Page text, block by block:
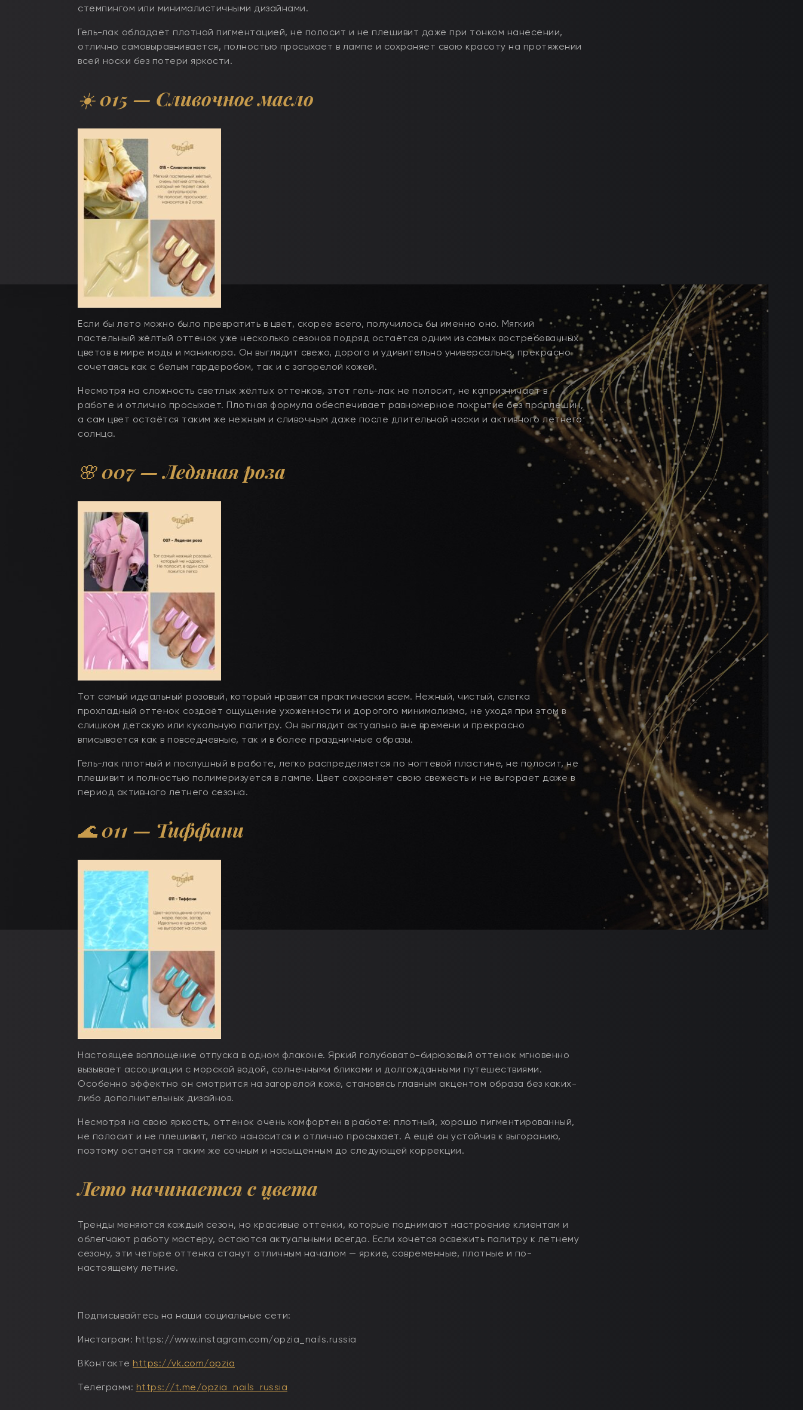
стемпингом или минималистичными дизайнами.
Гель-лак обладает плотной пигментацией, не полосит и не плешивит даже при тонком нанесении,
отлично самовыравнивается, полностью просыхает в лампе и сохраняет свою красоту на протяжении
всей носки без потери яркости.
☀️015 — Сливочное масло
Если бы лето можно было превратить в цвет, скорее всего, получилось бы именно оно. Мягкий
пастельный жёлтый оттенок уже несколько сезонов подряд остаётся одним из самых востребованных
цветов в мире моды и маникюра. Он выглядит свежо, дорого и удивительно универсально, прекрасно
сочетаясь как с белым гардеробом, так и с загорелой кожей.
Несмотря на сложность светлых жёлтых оттенков, этот гель-лак не полосит, не капризничает в
работе и отлично просыхает. Плотная формула обеспечивает равномерное покрытие без проплешин,
а сам цвет остаётся таким же нежным и сливочным даже после длительной носки и активного летнего
солнца.
🌸007— Ледяная роза
Тот самый идеальный розовый, который нравится практически всем. Нежный, чистый, слегка
прохладный оттенок создаёт ощущение ухоженности и дорогого минимализма, не уходя при этом в
слишком детскую или кукольную палитру. Он выглядит актуально вне времени и прекрасно
вписывается как в повседневные, так и в более праздничные образы.
Гель-лак плотный и послушный в работе, легко распределяется по ногтевой пластине, не полосит, не
плешивит и полностью полимеризуется в лампе. Цвет сохраняет свою свежесть и не выгорает даже в
период активного летнего сезона.
🌊011 — Тиффани
Настоящее воплощение отпуска в одном флаконе. Яркий голубовато-бирюзовый оттенок мгновенно
вызывает ассоциации с морской водой, солнечными бликами и долгожданными путешествиями.
Особенно эффектно он смотрится на загорелой коже, становясь главным акцентом образа без каких-
либо дополнительных дизайнов.
Несмотря на свою яркость, оттенок очень комфортен в работе: плотный, хорошо пигментированный,
не полосит и не плешивит, легко наносится и отлично просыхает. А ещё он устойчив к выгоранию,
поэтому останется таким же сочным и насыщенным до следующей коррекции.
Лето начинается с цвета
Тренды меняются каждый сезон, но красивые оттенки, которые поднимают настроение клиентам и
облегчают работу мастеру, остаются актуальными всегда. Если хочется освежить палитру к летнему
сезону, эти четыре оттенка станут отличным началом — яркие, современные, плотные и по-
настоящему летние.
Подписывайтесь на наши социальные сети:
Инстаграм: https://www.instagram.com/opzia_nails.russia
ВКонтакте https://vk.com/opzia
Телеграмм: https://t.me/opzia_nails_russia